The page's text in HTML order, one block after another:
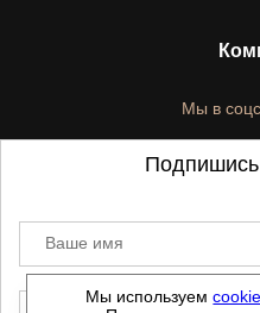
Мы в
©2021-2026 -
Мы используемcookie
Ваше имя